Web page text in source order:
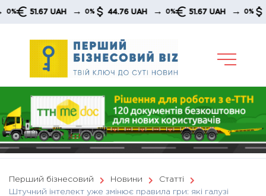
Skip
51.67 UAH → 0% 44.76 UAH → 0% 51.67 UAH → 0% 44.76
Перший бізнесовий Новини
Статті
Штучний інтелект уже змінює правила гри: які галузі